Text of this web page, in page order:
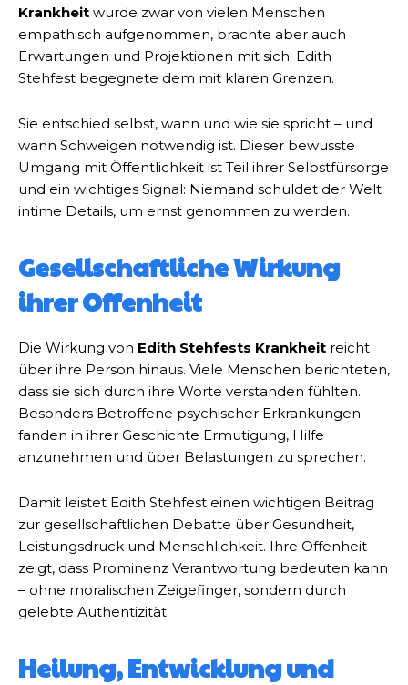
Krankheit wurde zwar von vielen Menschen
empathisch aufgenommen, brachte aber auch
Erwartungen und Projektionen mit sich. Edith
Stehfest begegnete dem mit klaren Grenzen.
Sie entschied selbst, wann und wie sie spricht – und
wann Schweigen notwendig ist. Dieser bewusste
Umgang mit Öffentlichkeit ist Teil ihrer Selbstfürsorge
und ein wichtiges Signal: Niemand schuldet der Welt
intime Details, um ernst genommen zu werden.
Gesellschaftliche Wirkung
ihrer Offenheit
Die Wirkung von Edith Stehfests Krankheit reicht
über ihre Person hinaus. Viele Menschen berichteten,
dass sie sich durch ihre Worte verstanden fühlten.
Besonders Betroffene psychischer Erkrankungen
fanden in ihrer Geschichte Ermutigung, Hilfe
anzunehmen und über Belastungen zu sprechen.
Damit leistet Edith Stehfest einen wichtigen Beitrag
zur gesellschaftlichen Debatte über Gesundheit,
Leistungsdruck und Menschlichkeit. Ihre Offenheit
zeigt, dass Prominenz Verantwortung bedeuten kann
– ohne moralischen Zeigefinger, sondern durch
gelebte Authentizität.
Heilung, Entwicklung und